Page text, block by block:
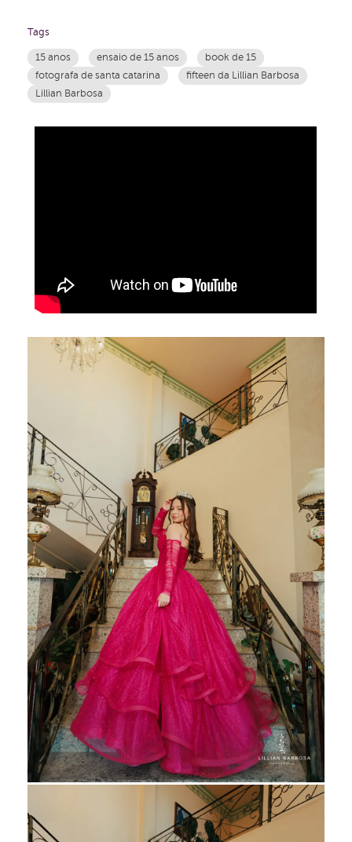
Tags
15 anos ensaio de 15 anos
book de 15
fotografa de santa catarina
fifteen da Lillian Barbosa
Lillian Barbosa